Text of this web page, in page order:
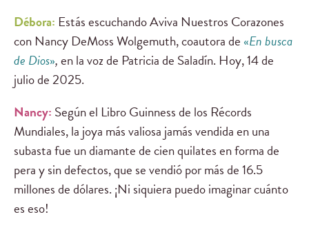
Débora: Estás escuchando Aviva Nuestros Corazones
con Nancy DeMoss Wolgemuth, coautora de «En busca
de Dios»,en la voz de Patricia de Saladín. Hoy, 14 de
julio de 2025.
Nancy: Según el Libro Guinness de los Récords
Mundiales, la joya más valiosa jamás vendida en una
subasta fue un diamante de cien quilates en forma de
pera y sin defectos, que se vendió por más de 16.5
millones de dólares. ¡Ni siquiera puedo imaginar cuánto
es eso!